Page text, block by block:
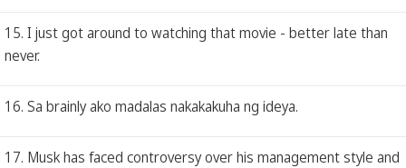
15. I just got around to watching that movie - better late than
never.
16. Sa brainly ako madalas nakakakuha ng ideya.
17. Musk has faced controversy over his management style and